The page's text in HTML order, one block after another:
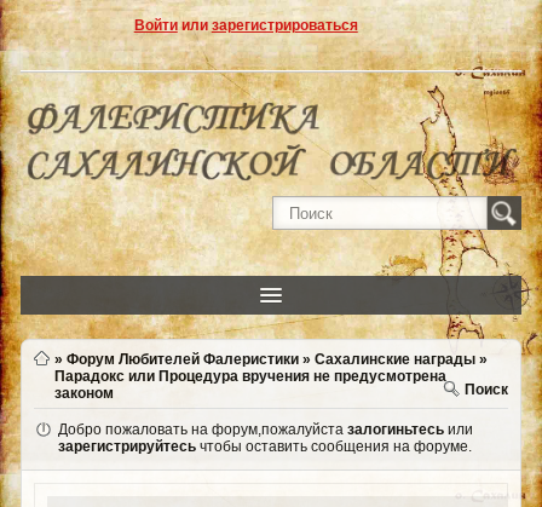
Войтиили зарегистрироваться
» Форум Любителей Фалеристики» Сахалинские награды»
Парадокс или Процедура вручения не предусмотрена
законом
Поиск
Добро пожаловать на форум,пожалуйста залогиньтесьили
зарегистрируйтесьчтобы оставить сообщения на форуме.